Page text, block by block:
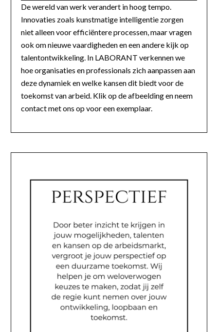
De wereld van werk verandert in hoog tempo.
Innovaties zoals kunstmatige intelligentie zorgen
niet alleen voor efficiëntere processen, maar vragen
ook om nieuwe vaardigheden en een andere kijk op
talentontwikkeling. In LABORANT verkennen we
hoe organisaties en professionals zich aanpassen aan
deze dynamiek en welke kansen dit biedt voor de
toekomst van arbeid. Klik op de afbeelding en neem
contact met ons op voor een exemplaar.